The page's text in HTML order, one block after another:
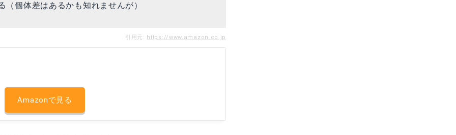
（個体差はあるかも知れませんが）
引用元: https://www.amazon.co.jp
Amazonで見る